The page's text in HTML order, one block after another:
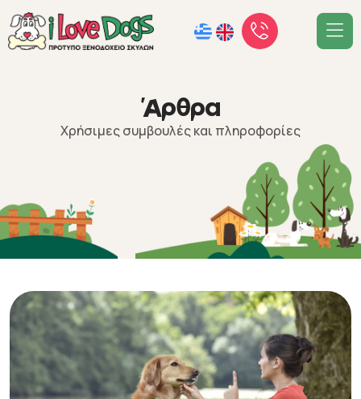
Άρθρα
Χρήσιμες συμβουλές και πληροφορίες